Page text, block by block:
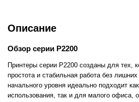
Описание
Обзор серии P2200
Принтеры серии P2200 созданы для тех,
простота и стабильная работа без
начального уровня идеально подходит
использования, так и для малого офиса,